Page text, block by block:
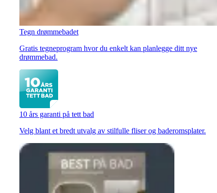
Tegn drømmebadet
Gratis tegneprogram hvor du enkelt kan planlegge ditt nye
drømmebad.
10 års garanti på tett bad
Velg blant et bredt utvalg av stilfulle fliser og baderomsplater.